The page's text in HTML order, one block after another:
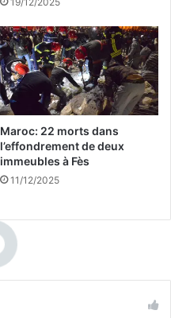
Maroc: 22 morts dans
l’effondrement de deux
immeubles à Fès
11/12/2025